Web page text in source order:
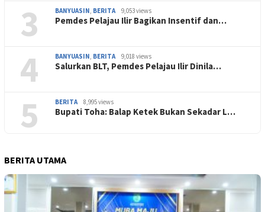
3 BANYUASIN, BERITA 9,053 views
Pemdes Pelajau Ilir Bagikan Insentif dan…
4 BANYUASIN, BERITA 9,018 views
Salurkan BLT, Pemdes Pelajau Ilir Dinila…
5 BERITA 8,995 views
Bupati Toha: Balap Ketek Bukan Sekadar L…
BERITA UTAMA